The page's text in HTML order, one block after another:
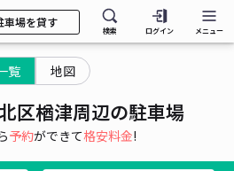
車場を貸す
検索 ログイン メニュー
覧 地図
区楢津周辺の駐車場
予約ができて格安料金!